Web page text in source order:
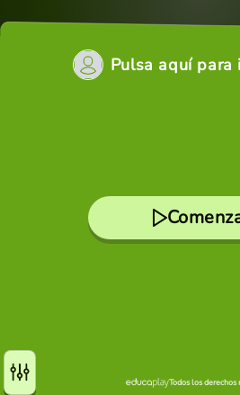
Pulsa aquí
Todos los derechos